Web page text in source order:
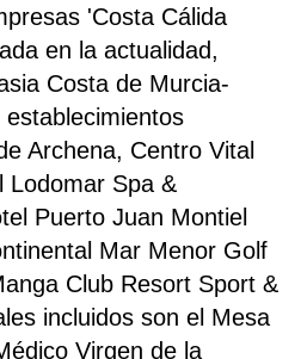
'Costa Cálida
en la actualidad,
Costa de Murcia-
Archena, Centro Vital
Lodomar Spa &
Puerto Juan Montiel
Mar Menor Golf
Club Resort Sport &
incluidos son el Mesa
Virgen de la